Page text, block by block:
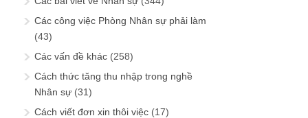
Các công việc Phòng Nhân sự phải làm
(43)
Các vấn đề khác (258)
Cách thức tăng thu nhập trong nghề
Nhân sự (31)
Cách viết đơn xin thôi việc (17)